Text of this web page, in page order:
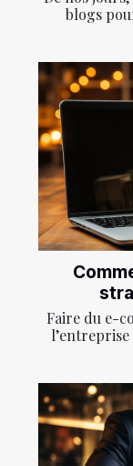
blogs
Faire du e-